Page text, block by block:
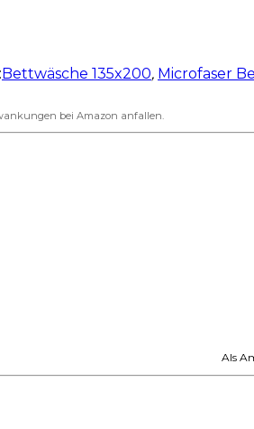
Bettwäsche 135x200, Microfaser
bei Amazon anfallen.
Als